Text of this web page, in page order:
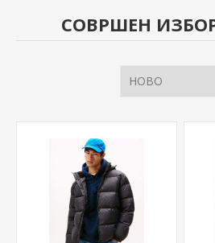
СОВРШЕН